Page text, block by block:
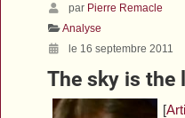
par Pierre Remacle
Analyse
le 16 septembre 2011
The sky is the
[